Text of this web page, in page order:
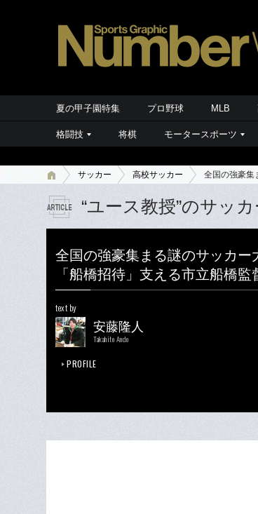
夏の甲子園特集 プロ野球 MLB
格闘技 将棋 モータースポーツ
サッカー 高校サッカー 全国の強豪集
“ユース教授”のサッ
全国の強豪集まる謎のサッカー
「船橋招待」支える市立船橋監
text by
安藤隆人
Takahito Ando
PROFILE